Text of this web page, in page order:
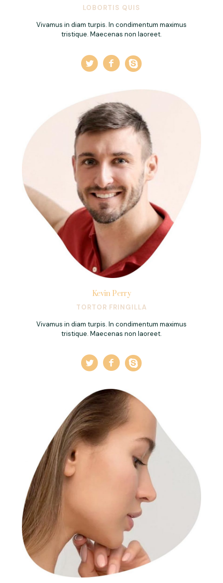
LOBORTIS QUIS
Vivamus in diam turpis. In condimentum maximus
tristique. Maecenas non laoreet.
Kevin Perry
TORTOR FRINGILLA
Vivamus in diam turpis. In condimentum maximus
tristique. Maecenas non laoreet.